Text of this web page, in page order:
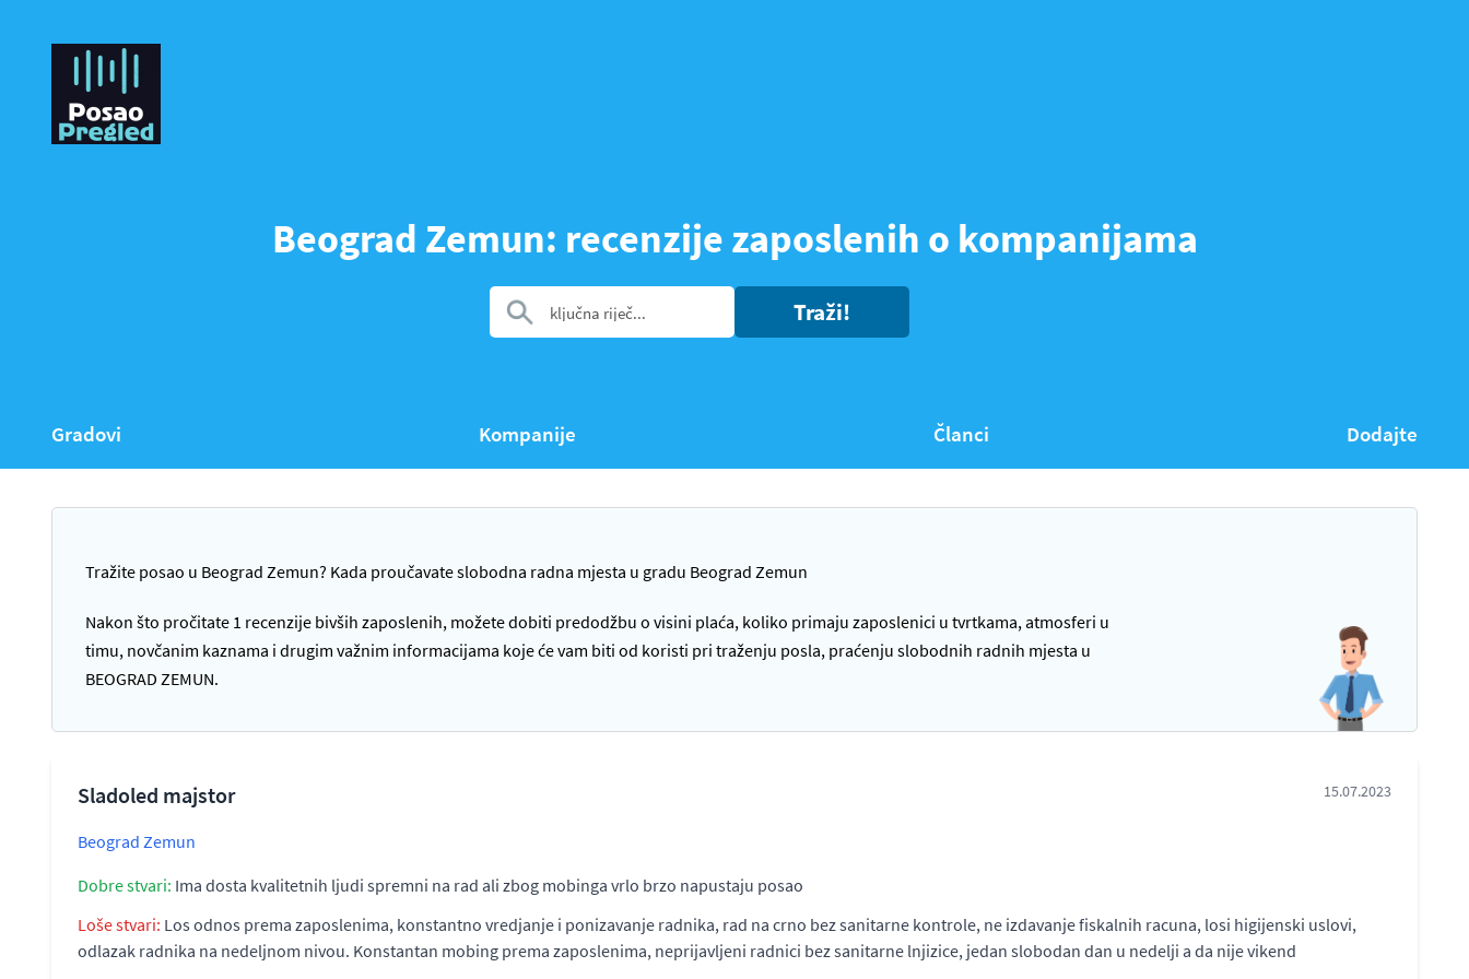
Beograd Zemun: recenzije zaposlenih o kompanijama
Traži!
Gradovi Kompanije Članci Dodajte
Tražite posao u Beograd Zemun? Kada proučavate slobodna radna mjesta u gradu Beograd Zemun
Nakon što pročitate 1 recenzije bivših zaposlenih, možete dobiti predodžbu o visini plaća, koliko primaju zaposlenici u tvrtkama, atmosferi u
timu, novčanim kaznama i drugim važnim informacijama koje će vam biti od koristi pri traženju posla, praćenju slobodnih radnih mjesta u
BEOGRAD ZEMUN.
Sladoled majstor 15.07.2023
Beograd Zemun
Dobre stvari: Ima dosta kvalitetnih ljudi spremni na rad ali zbog mobinga vrlo brzo napustaju posao
Loše stvari: Los odnos prema zaposlenima, konstantno vredjanje i ponizavanje radnika, rad na crno bez sanitarne kontrole, ne izdavanje fiskalnih racuna, losi higijenski uslovi,
odlazak radnika na nedeljnom nivou. Konstantan mobing prema zaposlenima, neprijavljeni radnici bez sanitarne lnjizice, jedan slobodan dan u nedelji a da nije vikend